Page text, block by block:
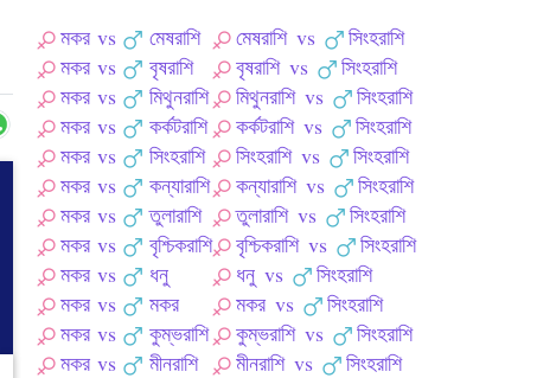
মকর vs
মেষরাশি
মকর vs
বৃষরাশি
মকর vs
মিথুনরাশি
মকর vs
কর্কটরাশি
মকর vs
সিংহরাশি
মকর vs
কন্যারাশি
মকর vs
তুলারাশি
মকর vs
বৃশ্চিকরাশি
মকর vs
ধনু
মকর vs
মকর
মকর vs
কুম্ভরাশি
মকর vs মীনরাশি
মেষরাশি vs
সিংহরাশি
বৃষরাশি vs
সিংহরাশি
মিথুনরাশি vs
সিংহরাশি
কর্কটরাশি vs
সিংহরাশি
সিংহরাশি vs
সিংহরাশি
কন্যারাশি vs
সিংহরাশি
তুলারাশি vs
সিংহরাশি
বৃশ্চিকরাশি vs
সিংহরাশি
ধনু vs
সিংহরাশি
মকর vs
সিংহরাশি
কুম্ভরাশি vs
সিংহরাশি
মীনরাশি vs সিংহরাশি